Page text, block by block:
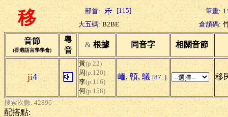
移 部首: [115] 筆畫:
大五碼: B2BE 倉頡碼:
音節
(香港語言學學會)
粵
音
& 根據 同音字 相關音節
ji4
黃(p.22)
周(p.120)
李(p.116)
何(p.158)
峏, 顊, 鸃 [87..] 移
搜索次數: 42896
配搭點: